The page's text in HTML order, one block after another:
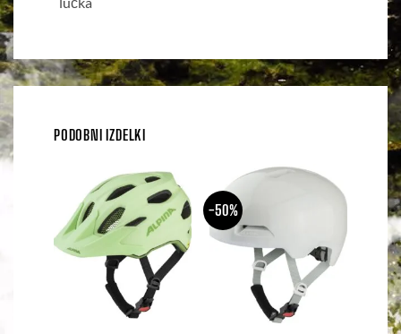
PODOBNI IZDELKI
-50% -50%